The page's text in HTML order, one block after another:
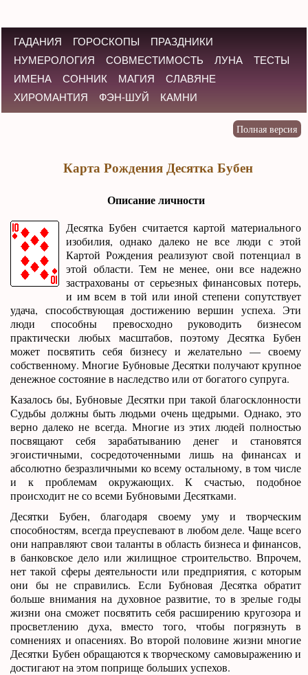
ГАДАНИЯ ГОРОСКОПЫ
ПРАЗДНИКИ
НУМЕРОЛОГИЯ
СОВМЕСТИМОСТЬ ЛУНА
ТЕСТЫ
ИМЕНА
СОННИК МАГИЯ
СЛАВЯНЕ
ХИРОМАНТИЯ
ФЭН-ШУЙ КАМНИ
Карта Рождения Десятка Бубен
Описание личности
Десятка Бубен считается картой материального
изобилия, однако далеко не все люди с этой
Картой Рождения реализуют свой потенциал в
этой области. Тем не менее, они все надежно
застрахованы от серьезных финансовых потерь,
и им всем в той или иной степени сопутствует
удача, способствующая достижению вершин успеха. Эти
люди способны превосходно руководить бизнесом
практически любых масштабов, поэтому Десятка Бубен
может посвятить себя бизнесу и желательно — своему
собственному. Многие Бубновые Десятки получают крупное
денежное состояние в наследство или от богатого супруга.
Казалось бы, Бубновые Десятки при такой благосклонности
Судьбы должны быть людьми очень щедрыми. Однако, это
верно далеко не всегда. Многие из этих людей полностью
посвящают себя зарабатыванию денег и становятся
эгоистичными, сосредоточенными лишь на финансах и
абсолютно безразличными ко всему остальному, в том числе
и к проблемам окружающих. К счастью, подобное
происходит не со всеми Бубновыми Десятками.
Десятки Бубен, благодаря своему уму и творческим
способностям, всегда преуспевают в любом деле. Чаще всего
они направляют свои таланты в область бизнеса и финансов,
в банковское дело или жилищное строительство. Впрочем,
нет такой сферы деятельности или предприятия, с которым
они бы не справились. Если Бубновая Десятка обратит
больше внимания на духовное развитие, то в зрелые годы
жизни она сможет посвятить себя расширению кругозора и
просветлению духа, вместо того, чтобы погрязнуть в
сомнениях и опасениях. Во второй половине жизни многие
Десятки Бубен обращаются к творческому самовыражению и
достигают на этом поприще больших успехов.